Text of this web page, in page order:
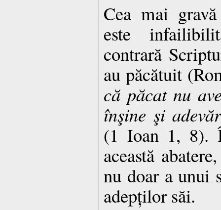
Cea mai
este
contrară
au păcătuit
că păcat nu
înşine şi
(1 Ioan 1, 8).
această
nu doar a unui
adepților săi.